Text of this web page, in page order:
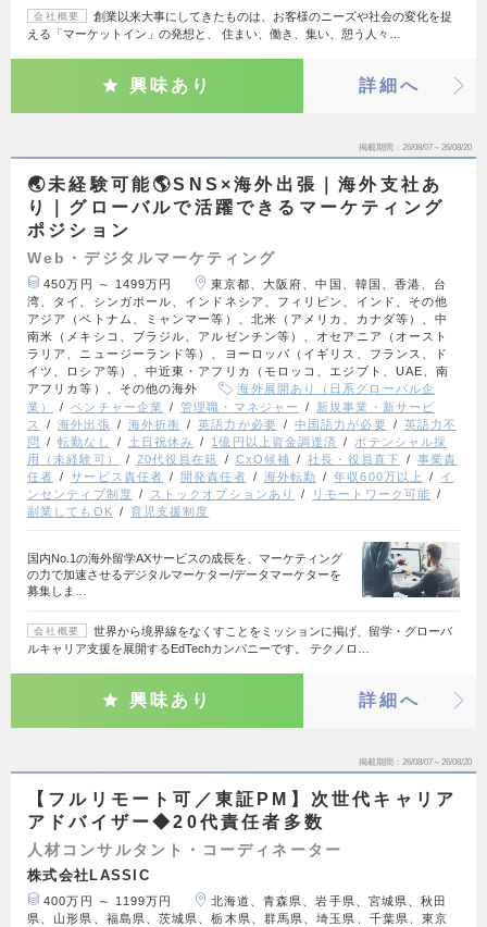
会社概要
創業以来大事にしてきたものは、お客様のニーズや社会の変化を捉
える「マーケットイン」の発想と、 住まい、働き、集い、憩う人々…
興味あり 詳細へ
掲載期間 26/08/07～26/08/20
🌏未経験可能🌎SNS×海外出張｜海外支社あ
り｜グローバルで活躍できるマーケティング
ポジション
Web・デジタルマーケティング
450万円 ～ 1499万円
東京都、大阪府、中国、韓国、香港、台
湾、タイ、シンガポール、インドネシア、フィリピン、インド、その他
アジア（ベトナム、ミャンマー等）、北米（アメリカ、カナダ等）、中
南米（メキシコ、ブラジル、アルゼンチン等）、オセアニア（オースト
ラリア、ニュージーランド等）、ヨーロッパ（イギリス、フランス、ド
イツ、ロシア等）、中近東・アフリカ（モロッコ、エジプト、UAE、南
アフリカ等）、その他の海外
海外展開あり（日系グローバル企
業）
ベンチャー企業 管理職・マネジャー
新規事業・新サービ
ス
海外出張 海外折衝 英語力が必要 中国語力が必要
英語力不
問
転勤なし 土日祝休み 1億円以上資金調達済
ポテンシャル採
用（未経験可）
20代役員在籍 CxO候補 社長・役員直下
事業責
任者
サービス責任者 開発責任者 海外転勤 年収600万以上
イ
ンセンティブ制度
ストックオプションあり
リモートワーク可能
副業してもOK
育児支援制度
国内No.1の海外留学AXサービスの成長を、マーケティング
の力で加速させるデジタルマーケター/データマーケターを
募集しま…
会社概要
世界から境界線をなくすことをミッションに掲げ、留学・グローバ
ルキャリア支援を展開するEdTechカンパニーです。 テクノロ…
興味あり 詳細へ
掲載期間 26/08/07～26/08/20
【フルリモート可／東証PM】次世代キャリア
アドバイザー◆20代責任者多数
人材コンサルタント・コーディネーター
株式会社LASSIC
400万円 ～ 1199万円
北海道、青森県、岩手県、宮城県、秋田
県、山形県、福島県、茨城県、栃木県、群馬県、埼玉県、千葉県、東京